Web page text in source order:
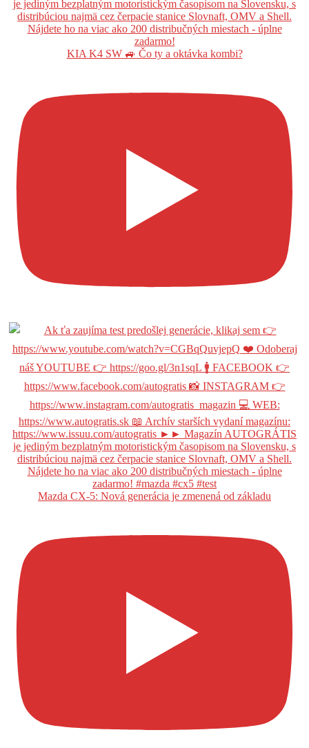
KIA K4 SW 🚙 Čo ty a oktávka kombi?
Mazda CX-5: Nová generácia je zmenená od základu